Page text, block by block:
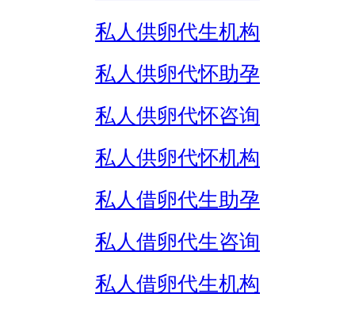
私人供卵代生机构
私人供卵代怀助孕
私人供卵代怀咨询
私人供卵代怀机构
私人借卵代生助孕
私人借卵代生咨询
私人借卵代生机构